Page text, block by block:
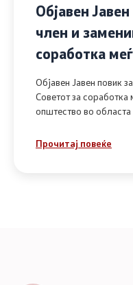
Објавен
член и
соработка
граѓанското
Родова
Објавен Јавен повик
Советот за соработка
општество во
Прочитај повеќе